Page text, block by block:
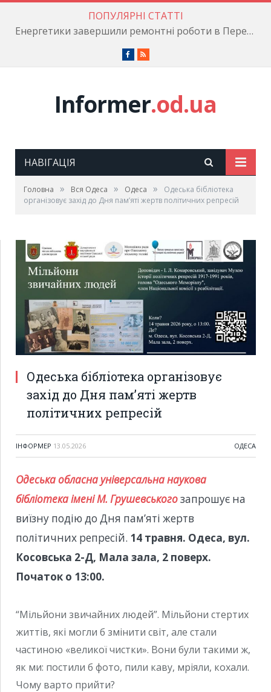
ПОПУЛЯРНІ СТАТТІ
Енергетики завершили ремонтні роботи в Пересипському районі
Facebook
RSS
Informer.od.ua
НАВІГАЦІЯ
Головна » Вся Одеса » Одеса »
Одеська бібліотека
організовує захід до Дня пам’яті жертв політичних репресій
Одеська бібліотека організовує
захід до Дня пам’яті жертв
політичних репресій
ІНФОРМЕР 13.05.2026 ОДЕСА
Одеська обласна універсальна наукова
бібліотека імені М. Грушевськогозапрошує на
виїзну подію до Дня пам’яті жертв
політичних репресій. 14 травня. Одеса, вул.
Косовська 2-Д, Мала зала, 2 поверх.
Початок о 13:00.
“Мільйони звичайних людей”. Мільйони стертих
життів, які могли б змінити світ, але стали
частиною «великої чистки». Вони були такими ж,
як ми: постили б фото, пили каву, мріяли, кохали.
Чому варто прийти?